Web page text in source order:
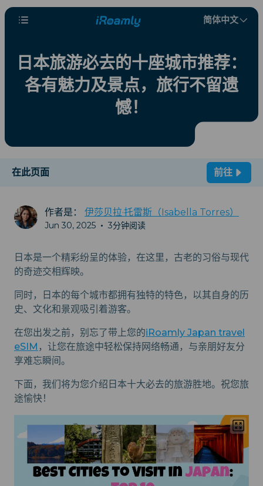
简体中文
日本旅游必去的十座城市推荐：
各有魅力及景点，旅行不留遗
憾！
在此页面 前往
作者是： 伊莎贝拉·托雷斯（Isabella Torres）
Jun 30, 2025 • 3分钟阅读
日本是一个精彩纷呈的体验，在这里，古老的习俗与现代
的奇迹交相辉映。
同时，日本的每个城市都拥有独特的特色，以其自身的历
史、文化和景观吸引着游客。
在您出发之前，别忘了带上您的iRoamly Japan travel
eSIM ，让您在旅途中轻松保持网络畅通，与亲朋好友分
享难忘瞬间。
下面，我们将为您介绍日本十大必去的旅游胜地。祝您旅
途愉快！